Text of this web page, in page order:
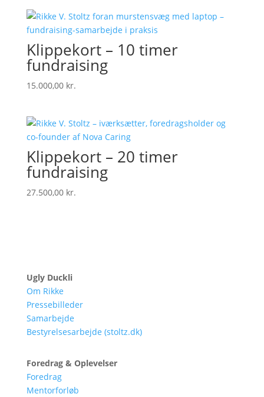
Klippekort – 10 timer
fundraising
15.000,00 kr.
Klippekort – 20 timer
fundraising
27.500,00 kr.
Ugly Duckli
Om Rikke
Pressebilleder
Samarbejde
Bestyrelsesarbejde (stoltz.dk)
Foredrag & Oplevelser
Foredrag
Mentorforløb